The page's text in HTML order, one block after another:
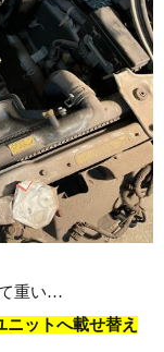
重い…
ットへ載せ替え